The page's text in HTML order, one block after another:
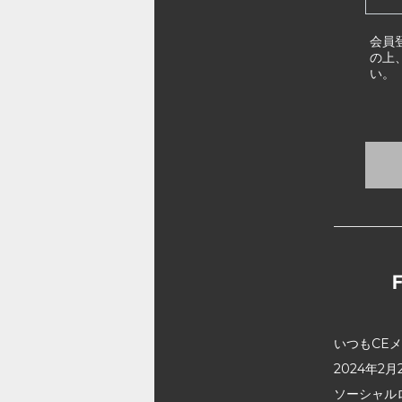
会員
の上
い。
いつもCE
2024年2月
ソーシャ